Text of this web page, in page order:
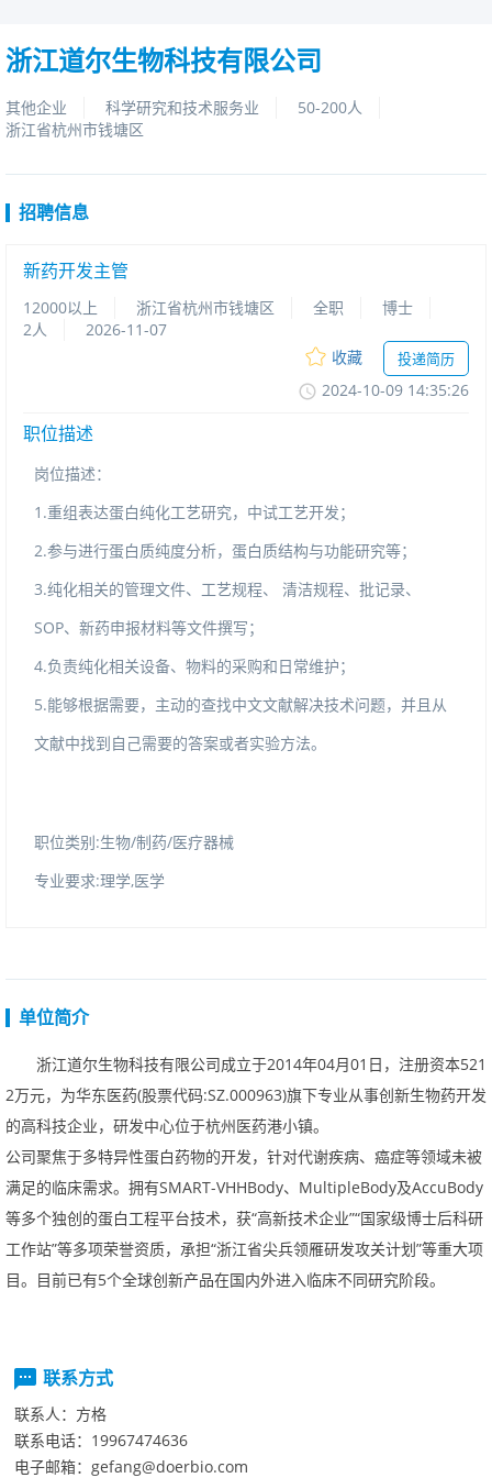
浙江道尔生物科技有限公司
其他企业 科学研究和技术服务业
50-200人
浙江省杭州市钱塘区
招聘信息
新药开发主管
12000以上 浙江省杭州市钱塘区 全职
博士
2人
2026-11-07
收藏
投递简历
2024-10-0914:35:26
职位描述
岗位描述：
1.重组表达蛋白纯化工艺研究，中试工艺开发；
2.参与进行蛋白质纯度分析，蛋白质结构与功能研究等；
3.纯化相关的管理文件、工艺规程、清洁规程、批记录、
SOP、新药申报材料等文件撰写；
4.负责纯化相关设备、物料的采购和日常维护；
5.能够根据需要，主动的查找中文文献解决技术问题，并且从
文献中找到自己需要的答案或者实验方法。
职位类别:生物/制药/医疗器械
专业要求:理学,医学
单位简介
浙江道尔生物科技有限公司成立于2014年04月01日，注册资本521
2万元，为华东医药(股票代码:SZ.000963)旗下专业从事创新生物药开发
的高科技企业，研发中心位于杭州医药港小镇。
公司聚焦于多特异性蛋白药物的开发，针对代谢疾病、癌症等领域未被
满足的临床需求。拥有SMART-VHHBody、MultipleBody及AccuBody
等多个独创的蛋白工程平台技术，获“高新技术企业”“国家级博士后科研
工作站”等多项荣誉资质，承担“浙江省尖兵领雁研发攻关计划”等重大项
目。目前已有5个全球创新产品在国内外进入临床不同研究阶段。
联系方式
联系人： 方格
联系电话： 19967474636
电子邮箱： gefang@doerbio.com